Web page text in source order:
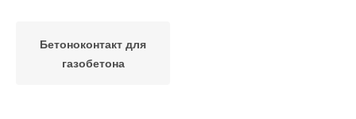
Бетоноконтакт для
газобетона